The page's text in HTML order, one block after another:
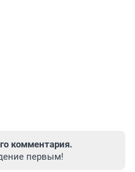
комментария.
первым!